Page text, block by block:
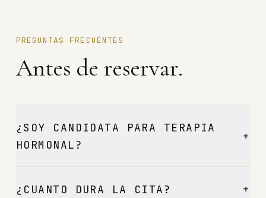
PREGUNTAS FRECUENTES
Antes de reservar.
¿SOY CANDIDATA PARA TERAPIA
HORMONAL?
+
¿CUANTO DURA LA CITA? +